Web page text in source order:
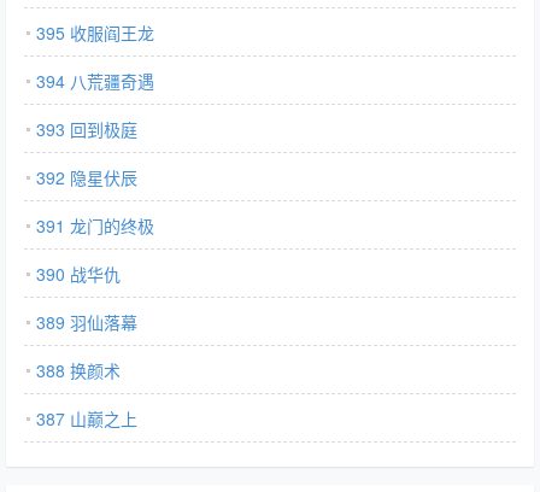
395 收服阎王龙
394 八荒疆奇遇
393 回到极庭
392 隐星伏辰
391 龙门的终极
390 战华仇
389 羽仙落幕
388 换颜术
387 山巅之上